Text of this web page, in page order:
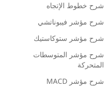
شرح خطوط الإتجاه
شرح مؤشر فيبوناتشي
شرح مؤشر ستوكاستيك
شرح مؤشر المتوسطات
المتحركة
شرح مؤشر MACD